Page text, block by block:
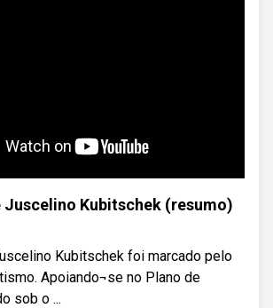
Juscelino Kubitschek (resumo)
Kubitschek foi marcado pelo
Apoiando¬se no Plano de
sob o ...